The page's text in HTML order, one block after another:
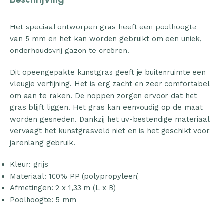
Het speciaal ontworpen gras heeft een poolhoogte
van 5 mm en het kan worden gebruikt om een uniek,
onderhoudsvrij gazon te creëren.
Dit opeengepakte kunstgras geeft je buitenruimte een
vleugje verfijning. Het is erg zacht en zeer comfortabel
om aan te raken. De noppen zorgen ervoor dat het
gras blijft liggen. Het gras kan eenvoudig op de maat
worden gesneden. Dankzij het uv-bestendige materiaal
vervaagt het kunstgrasveld niet en is het geschikt voor
jarenlang gebruik.
Kleur: grijs
Materiaal: 100% PP (polypropyleen)
Afmetingen: 2 x 1,33 m (L x B)
Poolhoogte: 5 mm